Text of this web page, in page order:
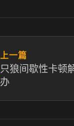
上一篇
只狼间歇性卡顿
办